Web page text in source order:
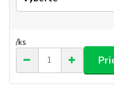
/ks